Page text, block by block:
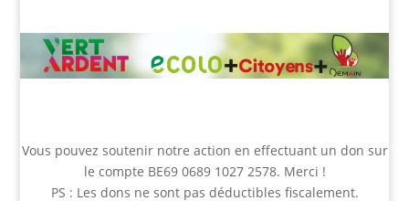
Vous pouvez soutenir notre action en effectuant un don sur
le compte BE69 0689 1027 2578. Merci !
PS : Les dons ne sont pas déductibles fiscalement.